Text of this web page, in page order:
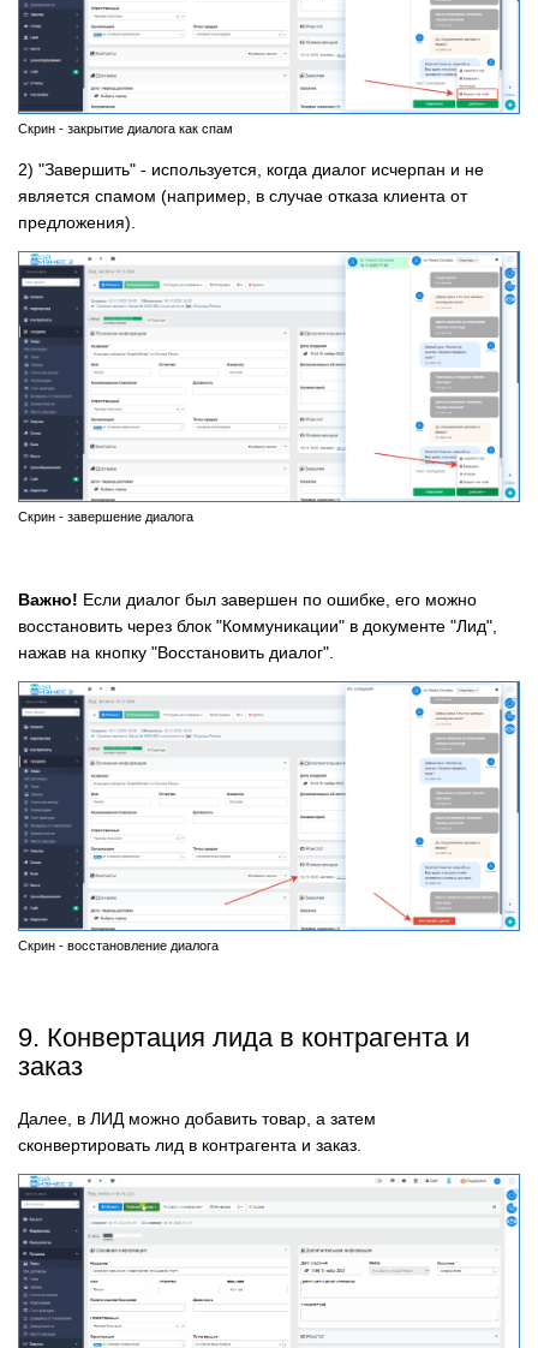
Скрин - закрытие диалога как спам
2) "Завершить" - используется, когда диалог исчерпан и не
является спамом (например, в случае отказа клиента от
предложения).
Скрин - завершение диалога
Важно! Если диалог был завершен по ошибке, его можно
восстановить через блок "Коммуникации" в документе "Лид",
нажав на кнопку "Восстановить диалог".
Скрин - восстановление диалога
9. Конвертация лида в контрагента и
заказ
Далее, в ЛИД можно добавить товар, а затем
сконвертировать лид в контрагента и заказ.